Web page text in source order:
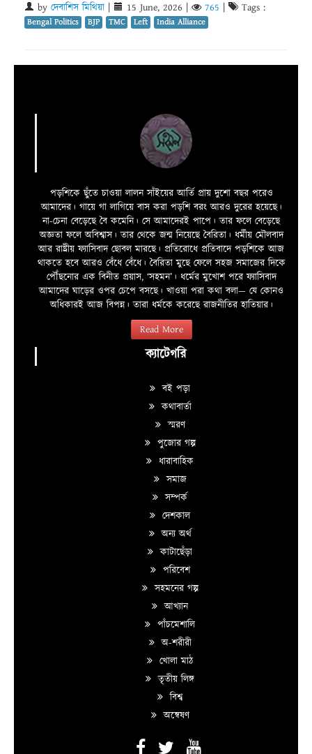
by দেবাশিস মিথিয়া 15 June, 2026 765 Tags :
Bengal Politics BJP TMC Left India Alliance
পড়শিকে ছুঁতে চাওয়া লালন সাঁইয়ের আর্তি প্রায় দুশো বছর পরেও
আমাদের। গায়ে গা লাগিয়ে বাস করা পড়শি বরং আরও দুরের হয়েছে।
না-চেনা বেড়েছে বৈ কমেনি। সে আমাদেরই পাপে। তার ফলে বেড়েছে
অজ্ঞতা ফলে অবিশ্বাস। তার থেকে জন্ম নিয়েছে বৈরিতা। ধর্মীয় মৌলবাদ
আর রাষ্ট্রীয় ফ্যাসিবাদ ছোবল মারছে। প্রতিরোধে প্রতিবাদে পড়শিকে আজ
থাকতে হবে আরও বেঁধে বেঁধে। বৈরিতা মুছে ফেলে সহজ সমাজের দিকে
পৌঁছনোর এক বিনীত প্রয়াস, ‘সহমন’। ধর্মের মুখোশ পরে ফ্যাসিবাদ
আমাদের ঘাড়ের ওপর চেপে বসছে। খাওয়া পরা কথা বলা—­­ যে কোনও
অধিকারই আজ বিপন্ন। তারা ধর্মকে করেছে রাজনীতির হাতিয়ার।
Read More
ক্যাটেগরি
বই পড়া
কথাবার্তা
স্মরণ
পুজোর গল্প
ধারাবাহিক
সমাজ
সম্পর্ক
দেশকাল
অন্য অর্থ
কাটাছেঁড়া
পরিবেশ
সহমনের গল্প
আখ্যান
পাঁচমেশালি
অ-শরীরী
খোলা মাঠ
তৃতীয় লিঙ্গ
বিশ্ব
অন্বেষণ